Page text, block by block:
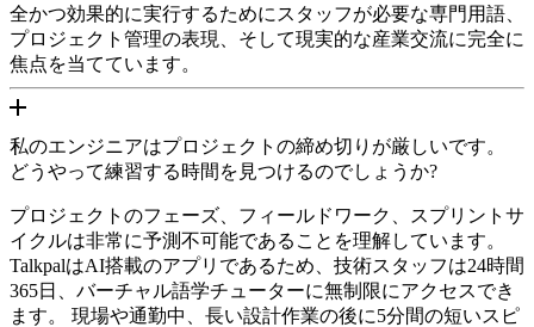
全かつ効果的に実行するためにスタッフが必要な専門用語、
プロジェクト管理の表現、そして現実的な産業交流に完全に
焦点を当てています。
私のエンジニアはプロジェクトの締め切りが厳しいです。
どうやって練習する時間を見つけるのでしょうか?
プロジェクトのフェーズ、フィールドワーク、スプリントサ
イクルは非常に予測不可能であることを理解しています。
TalkpalはAI搭載のアプリであるため、技術スタッフは24時間
365日、バーチャル語学チューターに無制限にアクセスでき
ます。 現場や通勤中、長い設計作業の後に5分間の短いスピ